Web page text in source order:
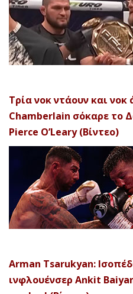
Τρία νοκ ντάουν και
Chamberlain σόκαρε το
Pierce O’Leary (Βίντεο)
Arman Tsarukyan:
ινφλουένσερ Ankit